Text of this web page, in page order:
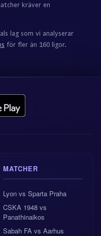
kräver en
lag som vi analyserar
för fler än 160 ligor.
MATCHER
Lyon vs Sparta Praha
CSKA 1948 vs
Panathinaikos
Sabah FA vs Aarhus